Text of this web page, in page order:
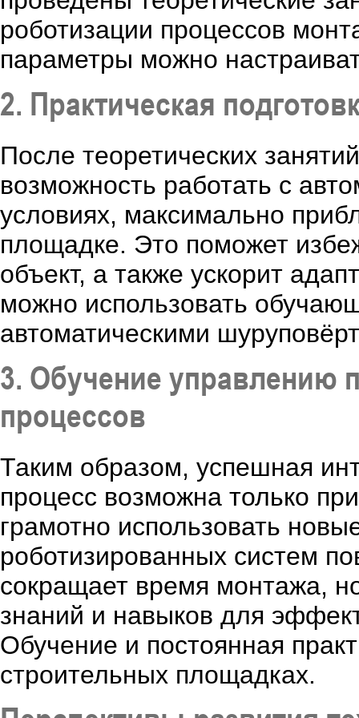
роботизации процессов
параметры можно
2. Практическая
После теоретических
возможность работать с
условиях, максимально
площадке. Это поможет
объект, а также ускорит
можно использовать
автоматическими
3. Обучение управлению
процессов
Таким образом, успешная
процесс возможна только
грамотно использовать
роботизированных систем
сокращает время монтажа,
знаний и навыков для
Обучение и постоянная
строительных площадках.